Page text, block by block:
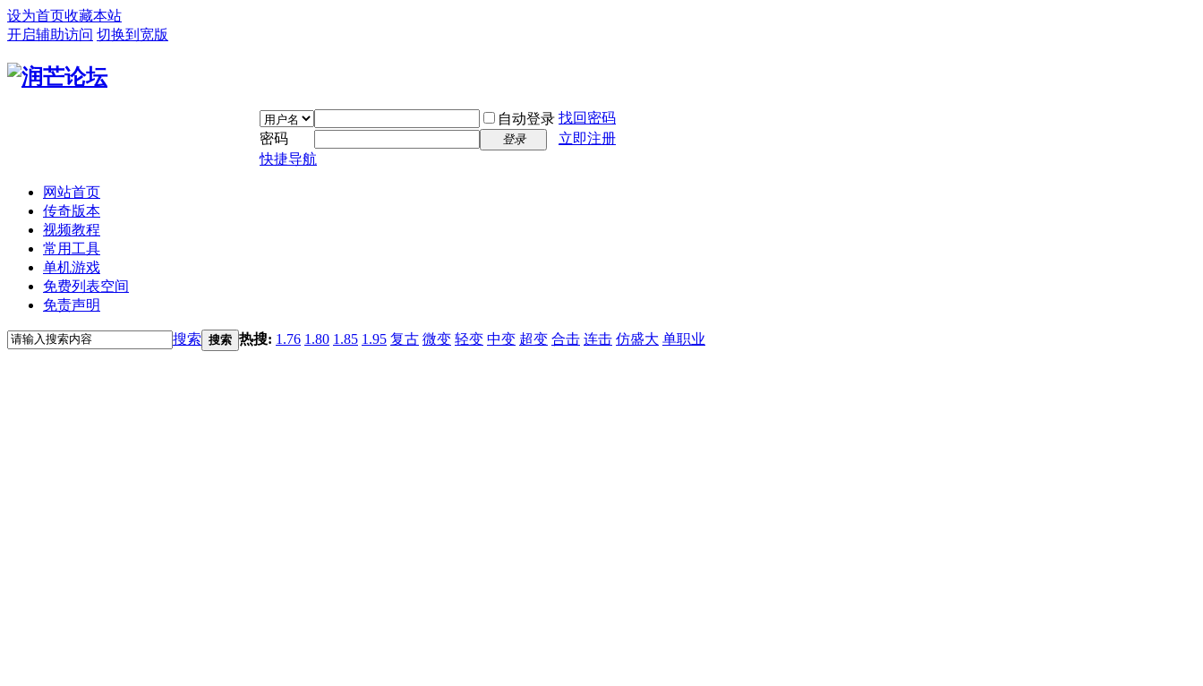
设为首页收藏本站
开启辅助访问 切换到宽版
自动登录 找回密码
密码
登录
立即注册
快捷导航
网站首页
传奇版本
视频教程
常用工具
单机游戏
免费列表空间
免责声明
搜索 搜索 热搜: 1.76 1.80 1.85 1.95 复古 微变 轻变 中变 超变 合击 连击 仿盛大 单职业